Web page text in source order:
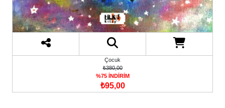
Çocuk
₺380,00
%75 İNDİRİM
₺95,00